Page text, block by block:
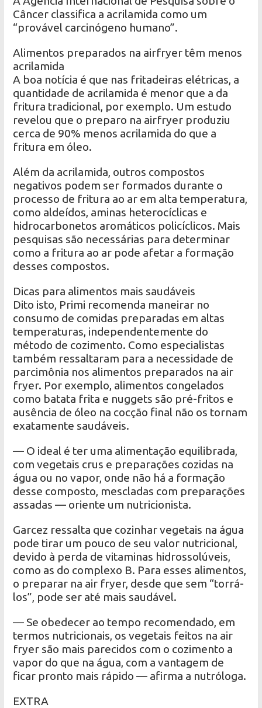
Câncer classifica a acrilamida como um
“provável carcinógeno humano”.
Alimentos preparados na airfryer têm menos
acrilamida
A boa notícia é que nas fritadeiras elétricas, a
quantidade de acrilamida é menor que a da
fritura tradicional, por exemplo. Um estudo
revelou que o preparo na airfryer produziu
cerca de 90% menos acrilamida do que a
fritura em óleo.
Além da acrilamida, outros compostos
negativos podem ser formados durante o
processo de fritura ao ar em alta temperatura,
como aldeídos, aminas heterocíclicas e
hidrocarbonetos aromáticos policíclicos. Mais
pesquisas são necessárias para determinar
como a fritura ao ar pode afetar a formação
desses compostos.
Dicas para alimentos mais saudáveis
Dito isto, Primi recomenda maneirar no
consumo de comidas preparadas em altas
temperaturas, independentemente do
método de cozimento. Como especialistas
também ressaltaram para a necessidade de
parcimônia nos alimentos preparados na air
fryer. Por exemplo, alimentos congelados
como batata frita e nuggets são pré-fritos e
ausência de óleo na cocção final não os tornam
exatamente saudáveis.
— O ideal é ter uma alimentação equilibrada,
com vegetais crus e preparações cozidas na
água ou no vapor, onde não há a formação
desse composto, mescladas com preparações
assadas — oriente um nutricionista.
Garcez ressalta que cozinhar vegetais na água
pode tirar um pouco de seu valor nutricional,
devido à perda de vitaminas hidrossolúveis,
como as do complexo B. Para esses alimentos,
o preparar na air fryer, desde que sem “torrá-
los”, pode ser até mais saudável.
— Se obedecer ao tempo recomendado, em
termos nutricionais, os vegetais feitos na air
fryer são mais parecidos com o cozimento a
vapor do que na água, com a vantagem de
ficar pronto mais rápido — afirma a nutróloga.
EXTRA